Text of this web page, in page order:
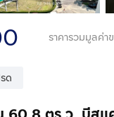
ราคารวมมูลค่
ด